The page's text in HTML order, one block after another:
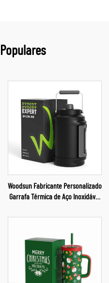
Woodsun Fabricante Personalizado
Garrafa Térmica de Aço Inoxidável